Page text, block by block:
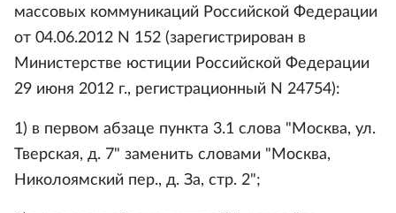
массовых коммуникаций Российской Федерации
от 04.06.2012 N 152 (зарегистрирован в
Министерстве юстиции Российской Федерации
29 июня 2012 г., регистрационный N 24754):
1) в первом абзаце пункта 3.1 слова "Москва, ул.
Тверская, д. 7" заменить словами "Москва,
Николоямский пер., д. За, стр. 2";